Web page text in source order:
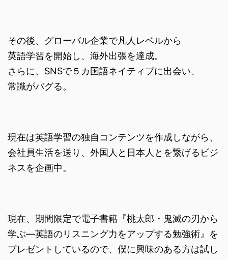
その後、グローバル企業で凡人レベルから
英語学習を開始し、海外出張を達成。
さらに、SNSで５カ国語ネイティブに出会い、
常識がバグる。
現在は英語学習の独自コンテンツを作成しながら、
会社員生活を送り、外国人と日本人とを繋げるビジ
ネスを企画中。
現在、期間限定で電子書籍『桃太郎・鬼滅の刃から
学ぶ―英語のリスニング力をアップする勉強術』を
プレゼントしているので、僕に興味のある方は試し